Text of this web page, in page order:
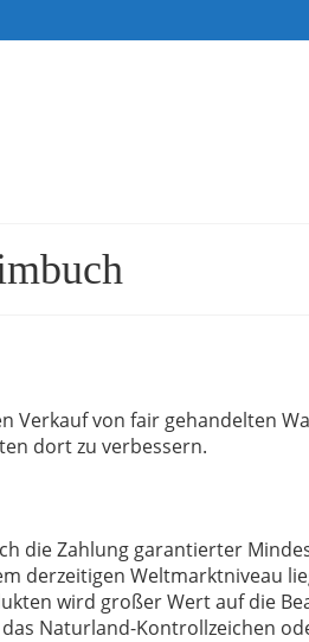
Verkauf von fair gehandelten
dort zu verbessern.
die Zahlung garantierter
derzeitigen Weltmarktniveau
wird großer Wert auf die
Naturland-Kontrollzeichen